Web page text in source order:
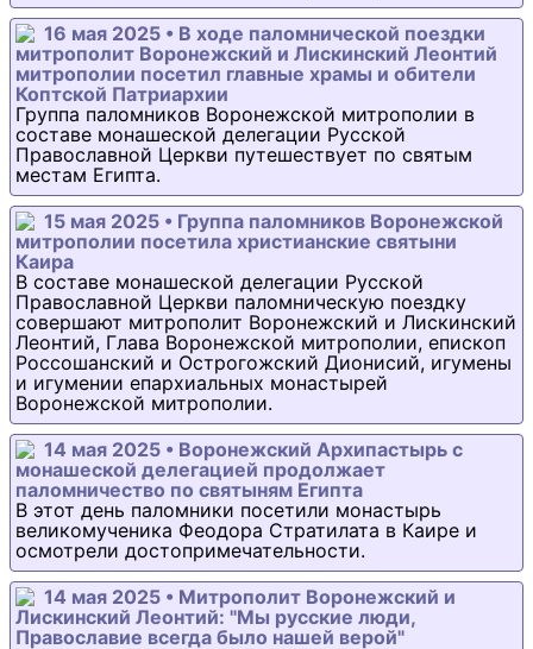
16 мая 2025 • В ходе паломнической поездки
митрополит Воронежский и Лискинский Леонтий
митрополии посетил главные храмы и обители
Коптской Патриархии
Группа паломников Воронежской митрополии в
составе монашеской делегации Русской
Православной Церкви путешествует по святым
местам Египта.
15 мая 2025 • Группа паломников Воронежской
митрополии посетила христианские святыни
Каира
В составе монашеской делегации Русской
Православной Церкви паломническую поездку
совершают митрополит Воронежский и Лискинский
Леонтий, Глава Воронежской митрополии, епископ
Россошанский и Острогожский Дионисий, игумены
и игумении епархиальных монастырей
Воронежской митрополии.
14 мая 2025 • Воронежский Архипастырь с
монашеской делегацией продолжает
паломничество по святыням Египта
В этот день паломники посетили монастырь
великомученика Феодора Стратилата в Каире и
осмотрели достопримечательности.
14 мая 2025 • Митрополит Воронежский и
Лискинский Леонтий: "Мы русские люди,
Православие всегда было нашей верой"